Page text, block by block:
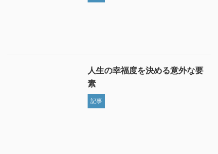
人生の幸福度を決める意外な要
素
記事